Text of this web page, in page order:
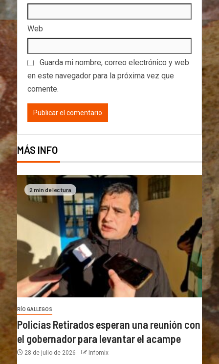
Web
Guarda mi nombre, correo electrónico y web
en este navegador para la próxima vez que
comente.
MÁS INFO
2 min de lectura
RÍO GALLEGOS
Policías Retirados esperan una reunión con
el gobernador para levantar el acampe
28 de julio de 2026 Infomix